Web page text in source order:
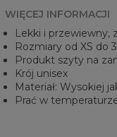
WIĘCEJ INFORMACJI
Lekki i przewiewny,
Rozmiary od XS do
Produkt szyty na
Krój unisex
Materiał: Wysokiej
Prać w